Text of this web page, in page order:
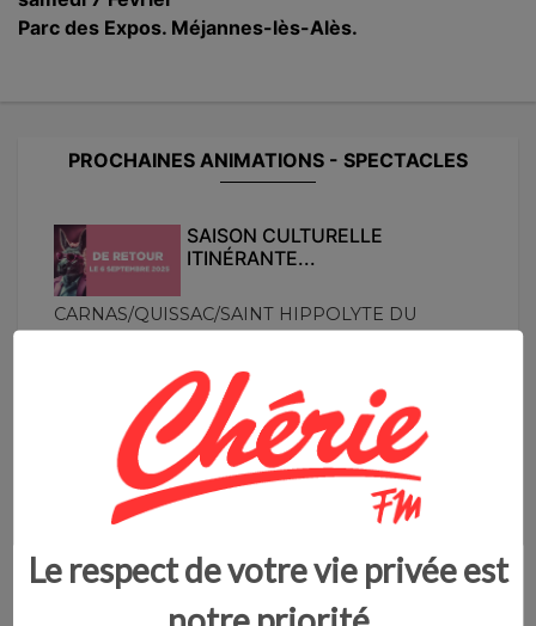
Parc des Expos. Méjannes-lès-Alès.
PROCHAINES ANIMATIONS - SPECTACLES
SAISON CULTURELLE
ITINÉRANTE...
CARNAS/QUISSAC/SAINT HIPPOLYTE DU
FESTIVAL DU FILM
JUDICIAIRE...
Du 23 au 25 septembre 2025, le 1er Festival d...
ECLATS DE NIMES...
Le respect de votre vie privée est